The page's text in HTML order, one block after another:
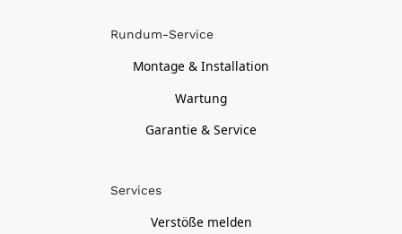
Rundum-Service
Montage & Installation
Wartung
Garantie & Service
Services
Verstöße melden